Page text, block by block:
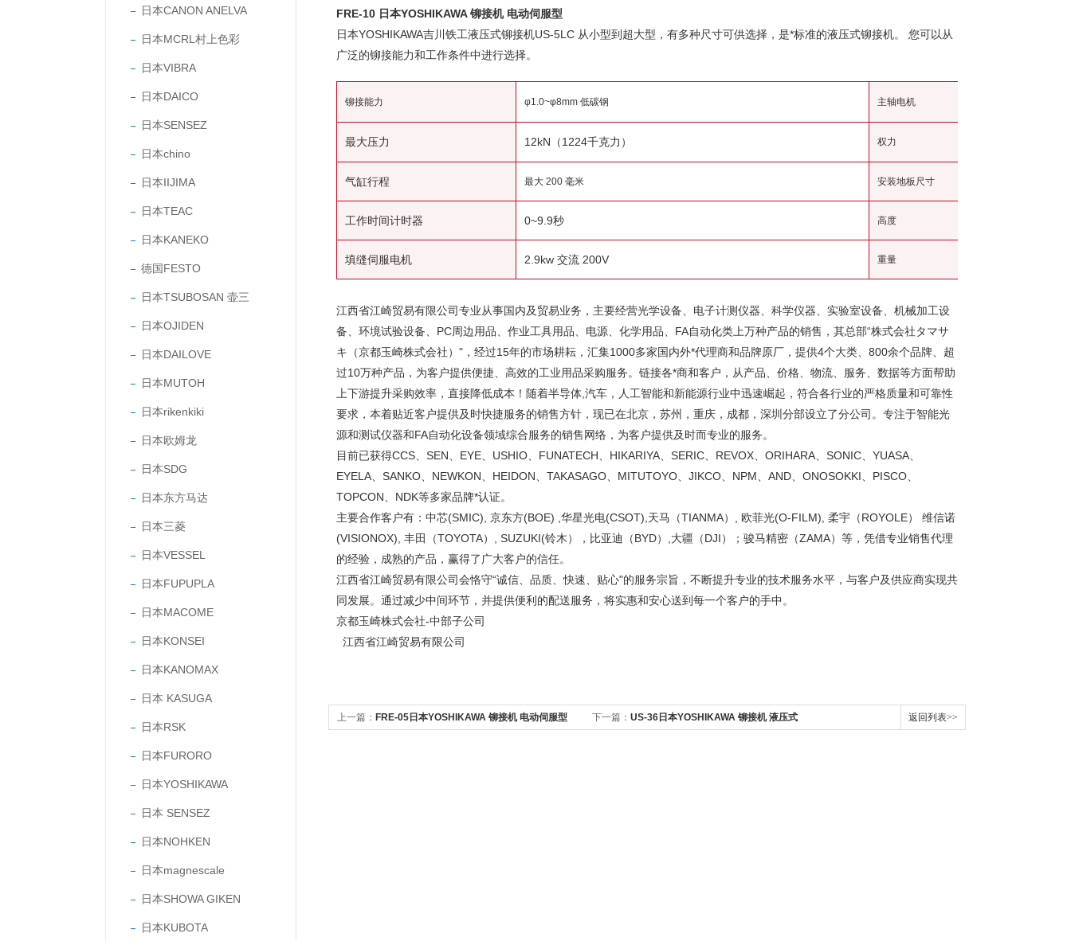
日本CANON ANELVA
日本MCRL村上色彩
日本VIBRA
日本DAICO
日本SENSEZ
日本chino
日本IIJIMA
日本TEAC
日本KANEKO
德国FESTO
日本TSUBOSAN 壶三
日本OJIDEN
日本DAILOVE
日本MUTOH
日本rikenkiki
日本欧姆龙
日本SDG
日本东方马达
日本三菱
日本VESSEL
日本FUPUPLA
日本MACOME
日本KONSEI
日本KANOMAX
日本 KASUGA
日本RSK
日本FURORO
日本YOSHIKAWA
日本 SENSEZ
日本NOHKEN
日本magnescale
日本SHOWA GIKEN
日本KUBOTA
FRE-10 日本YOSHIKAWA 铆接机 电动伺服型
日本YOSHIKAWA吉川铁工液压式铆接机US-5LC 从小型到超大型，有多种尺寸可供选择，是*标准的液压式铆接机。 您可以从
广泛的铆接能力和工作条件中进行选择。
铆接能力 φ1.0~φ8mm 低碳钢 主轴电机
最大压力 12kN（1224千克力） 权力
气缸行程 最大 200 毫米 安装地板尺寸
工作时间计时器 0~9.9秒 高度
填缝伺服电机 2.9kw 交流 200V 重量
江西省江崎贸易有限公司专业从事国内及贸易业务，主要经营光学设备、电子计测仪器、科学仪器、实验室设备、机械加工设
备、环境试验设备、PC周边用品、作业工具用品、电源、化学用品、FA自动化类上万种产品的销售，其总部“株式会社タマサ
キ（京都玉崎株式会社）"，经过15年的市场耕耘，汇集1000多家国内外*代理商和品牌原厂，提供4个大类、800余个品牌、超
过10万种产品，为客户提供便捷、高效的工业用品采购服务。链接各*商和客户，从产品、价格、物流、服务、数据等方面帮助
上下游提升采购效率，直接降低成本！随着半导体,汽车，人工智能和新能源行业中迅速崛起，符合各行业的严格质量和可靠性
要求，本着贴近客户提供及时快捷服务的销售方针，现已在北京，苏州，重庆，成都，深圳分部设立了分公司。专注于智能光
源和测试仪器和FA自动化设备领域综合服务的销售网络，为客户提供及时而专业的服务。
目前已获得CCS、SEN、EYE、USHIO、FUNATECH、HIKARIYA、SERIC、REVOX、ORIHARA、SONIC、YUASA、
EYELA、SANKO、NEWKON、HEIDON、TAKASAGO、MITUTOYO、JIKCO、NPM、AND、ONOSOKKI、PISCO、
TOPCON、NDK等多家品牌*认证。
主要合作客户有：中芯(SMIC), 京东方(BOE) ,华星光电(CSOT),天马（TIANMA）, 欧菲光(O-FILM), 柔宇（ROYOLE） 维信诺
(VISIONOX), 丰田（TOYOTA）, SUZUKI(铃木），比亚迪（BYD）,大疆（DJI）；骏马精密（ZAMA）等，凭借专业销售代理
的经验，成熟的产品，赢得了广大客户的信任。
江西省江崎贸易有限公司会恪守“诚信、品质、快速、贴心"的服务宗旨，不断提升专业的技术服务水平，与客户及供应商实现共
同发展。通过减少中间环节，并提供便利的配送服务，将实惠和安心送到每一个客户的手中。
京都玉崎株式会社-中部子公司
江西省江崎贸易有限公司
上一篇： FRE-05日本YOSHIKAWA 铆接机 电动伺服型 下一篇： US-36日本YOSHIKAWA 铆接机 液压式 返回列表>>